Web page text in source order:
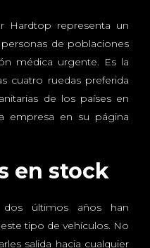
Hardtop representa un
personas de poblaciones
médica urgente. Es la
cuatro ruedas preferida
de los países en
empresa en su página
en stock
dos últimos años han
tipo de vehículos. No
salida hacia cualquier